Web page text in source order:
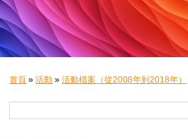
首頁 »活動 »活動檔案（從2008年到2018年）